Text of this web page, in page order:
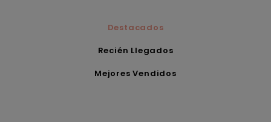
Destacados
Recién Llegados
Mejores Vendidos